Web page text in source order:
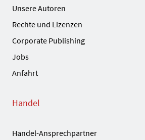
Unsere Autoren
Rechte und Lizenzen
Corporate Publishing
Jobs
Anfahrt
Handel
Handel-Ansprechpartner